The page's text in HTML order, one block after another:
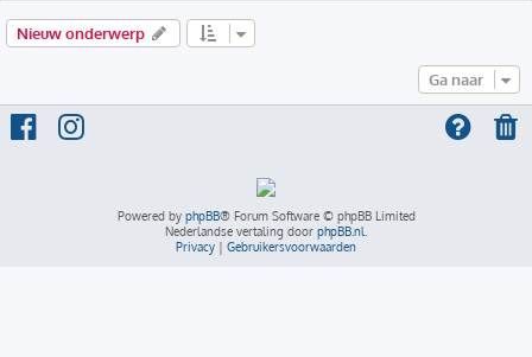
Nieuw onderwerp
Ga naar
Powered by phpBB® Forum Software © phpBB Limited
Nederlandse vertaling door phpBB.nl
Privacy
Gebruikersvoorwaarden